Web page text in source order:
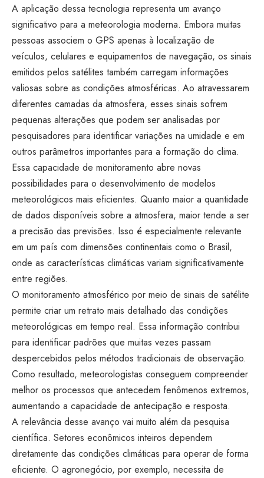
A aplicação dessa tecnologia representa um avanço
significativo para a meteorologia moderna. Embora muitas
pessoas associem o GPS apenas à localização de
veículos, celulares e equipamentos de navegação, os sinais
emitidos pelos satélites também carregam informações
valiosas sobre as condições atmosféricas. Ao atravessarem
diferentes camadas da atmosfera, esses sinais sofrem
pequenas alterações que podem ser analisadas por
pesquisadores para identificar variações na umidade e em
outros parâmetros importantes para a formação do clima.
Essa capacidade de monitoramento abre novas
possibilidades para o desenvolvimento de modelos
meteorológicos mais eficientes. Quanto maior a quantidade
de dados disponíveis sobre a atmosfera, maior tende a ser
a precisão das previsões. Isso é especialmente relevante
em um país com dimensões continentais como o Brasil,
onde as características climáticas variam significativamente
entre regiões.
O monitoramento atmosférico por meio de sinais de satélite
permite criar um retrato mais detalhado das condições
meteorológicas em tempo real. Essa informação contribui
para identificar padrões que muitas vezes passam
despercebidos pelos métodos tradicionais de observação.
Como resultado, meteorologistas conseguem compreender
melhor os processos que antecedem fenômenos extremos,
aumentando a capacidade de antecipação e resposta.
A relevância desse avanço vai muito além da pesquisa
científica. Setores econômicos inteiros dependem
diretamente das condições climáticas para operar de forma
eficiente. O agronegócio, por exemplo, necessita de